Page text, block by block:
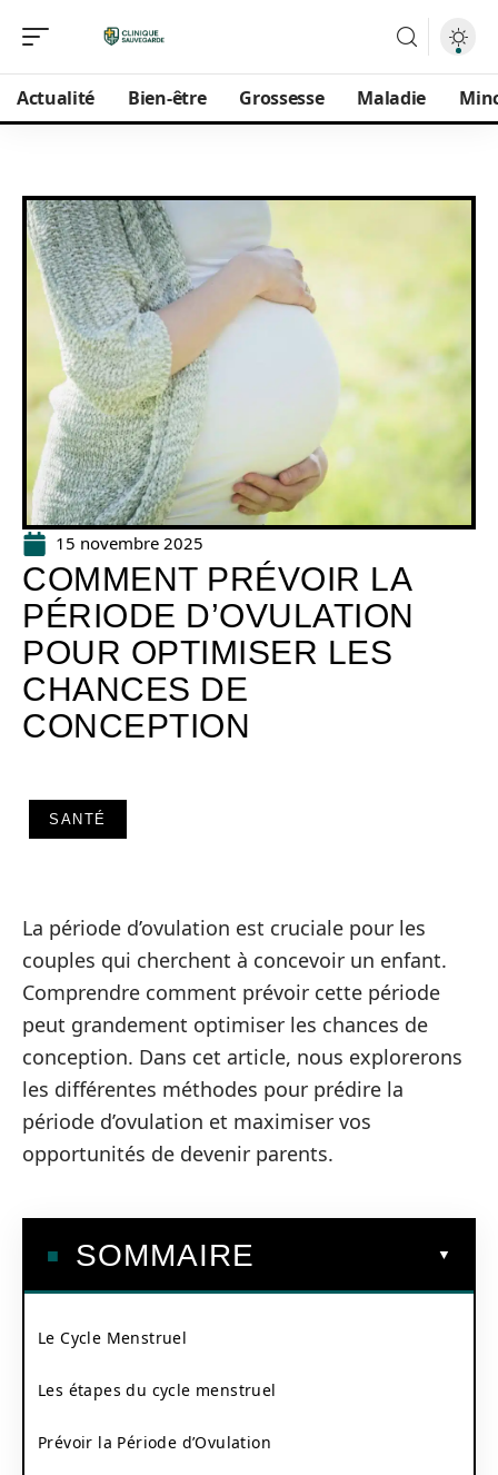
Actualité Bien-être Grossesse Maladie
15 novembre 2025
COMMENT PRÉVOIR LA
PÉRIODE D’OVULATION
POUR OPTIMISER LES
CHANCES DE
CONCEPTION
SANTÉ
La période d’ovulation est cruciale pour les
couples qui cherchent à concevoir un enfant.
Comprendre comment prévoir cette période
peut grandement optimiser les chances de
conception. Dans cet article, nous explorerons
les différentes méthodes pour prédire la
période d’ovulation et maximiser vos
opportunités de devenir parents.
SOMMAIRE
Le Cycle Menstruel
Les étapes du cycle menstruel
Prévoir la Période d’Ovulation